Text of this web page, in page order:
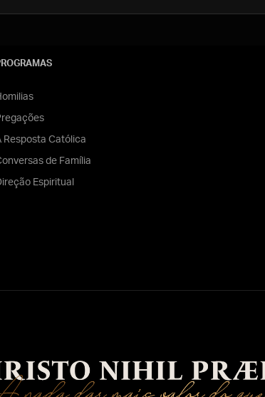
Resposta Católica
de Família
Espiritual